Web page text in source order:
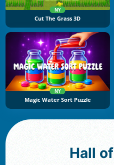
NY
Cut The Grass 3D
NY
Magic Water Sort Puzzle
Hall of